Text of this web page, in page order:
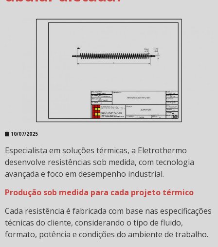
10/07/2025
Especialista em soluções térmicas, a Eletrothermo
desenvolve resistências sob medida, com tecnologia
avançada e foco em desempenho industrial.
Produção sob medida para cada projeto térmico
Cada resistência é fabricada com base nas especificações
técnicas do cliente, considerando o tipo de fluido,
formato, potência e condições do ambiente de trabalho.
térmicos industriais?
Como se programar para a manutenção preventiva
Como se programar para a manutenção preventiva?
Conheça as especificações da resistência em quartzo
Conheça mais sobre a linha de emissores
Conheça mais sobre a nova capa térmica com
aquecimento infravermelho Eletrothermo
Descarbonização da indústria: veja qual a
importância
Dicas para economizar energia elétrica no uso de
máquinas industriais
Economia Circular: Entenda o que é e quais são as